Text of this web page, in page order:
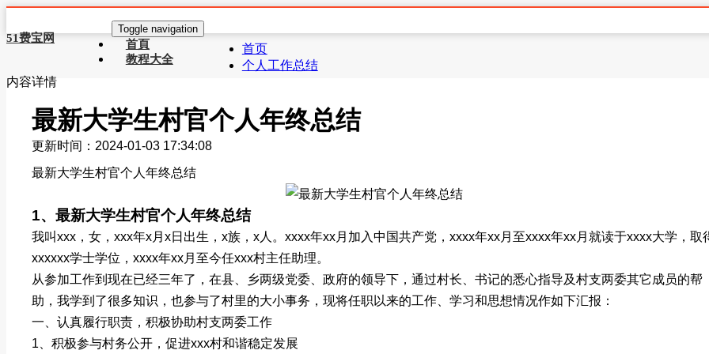
51费宝网
Toggle navigation
首頁
教程大全
首页
个人工作总结
内容详情
最新大学生村官个人年终总结
更新时间：2024-01-03 17:34:08
最新大学生村官个人年终总结
1、最新大学生村官个人年终总结
我叫xxx，女，xxx年x月x日出生，x族，x人。xxxx年xx月加入中国共产党，xxxx年xx月至xxxx年xx月就读于xxxx大学，取
xxxxxx学士学位，xxxx年xx月至今任xxx村主任助理。
从参加工作到现在已经三年了，在县、乡两级党委、政府的领导下，通过村长、书记的悉心指导及村支两委其它成员的帮
助，我学到了很多知识，也参与了村里的大小事务，现将任职以来的工作、学习和思想情况作如下汇报：
一、认真履行职责，积极协助村支两委工作
1、积极参与村务公开，促进xxx村和谐稳定发展